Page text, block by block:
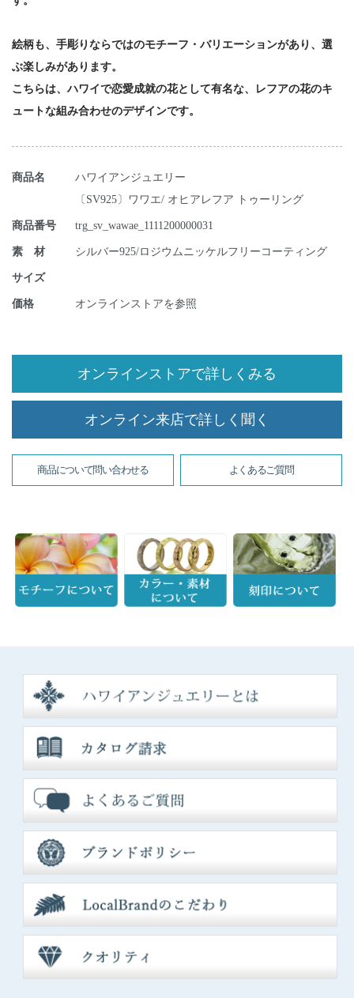
絵柄も、手彫りならではのモチーフ・バリエーションがあり、選
ぶ楽しみがあります。
こちらは、ハワイで恋愛成就の花として有名な、レフアの花のキ
ュートな組み合わせのデザインです。
商品名
ハワイアンジュエリー
〔SV925〕ワワエ/ オヒアレフア トゥーリング
商品番号 trg_sv_wawae_1111200000031
素 材 シルバー925/ロジウムニッケルフリーコーティング
サイズ
価格 オンラインストアを参照
オンラインストアで詳しくみる
オンライン来店で詳しく聞く
商品について問い合わせる よくあるご質問